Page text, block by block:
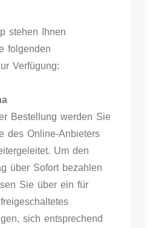
stehen Ihnen
folgenden
Verfügung:
Bestellung werden Sie
des Online-Anbieters
Um den
über Sofort bezahlen
Sie über ein für
sich entsprechend